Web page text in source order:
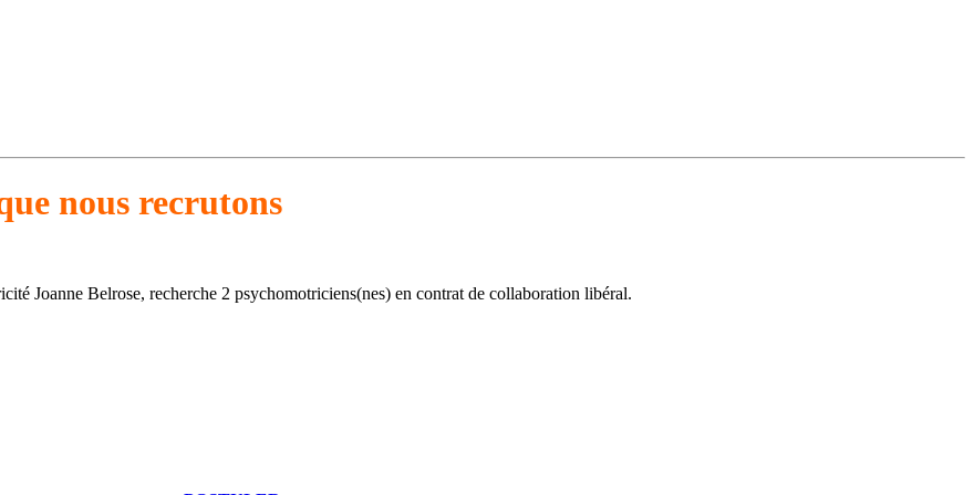
nous recrutons
Joanne Belrose, recherche 2 psychomotriciens(nes) en contrat de collaboration libéral.